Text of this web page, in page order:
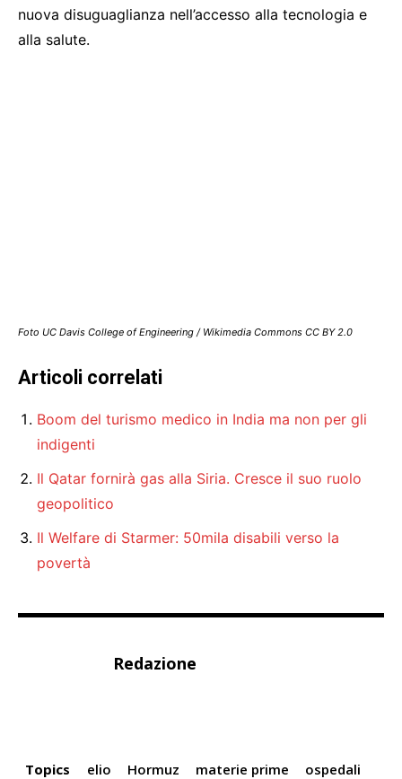
nuova disuguaglianza nell’accesso alla tecnologia e
alla salute.
Foto UC Davis College of Engineering / Wikimedia Commons CC BY 2.0
Articoli correlati
Boom del turismo medico in India ma non per gli
indigenti
Il Qatar fornirà gas alla Siria. Cresce il suo ruolo
geopolitico
Il Welfare di Starmer: 50mila disabili verso la
povertà
Redazione
Topics elio Hormuz materie prime
ospedali